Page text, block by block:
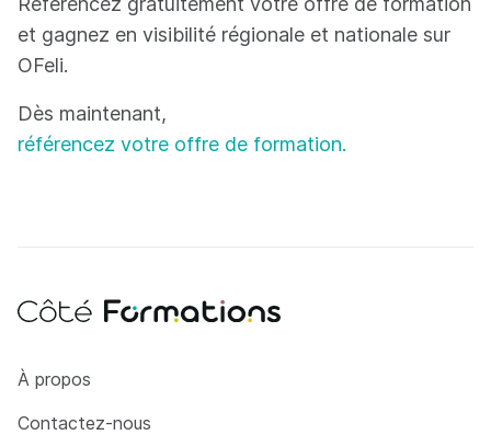
et gagnez en visibilité régionale et nationale sur
OFeli.
Dès maintenant,
référencez votre offre de formation.
Côté Formations
À propos
Contactez-nous